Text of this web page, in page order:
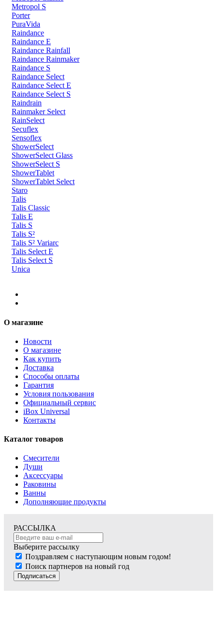
Metropol S
Porter
PuraVida
Raindance
Raindance E
Raindance Rainfall
Raindance Rainmaker
Raindance S
Raindance Select
Raindance Select E
Raindance Select S
Raindrain
Rainmaker Select
RainSelect
Secuflex
Sensoflex
ShowerSelect
ShowerSelect Glass
ShowerSelect S
ShowerTablet
ShowerTablet Select
Staro
Talis
Talis Classic
Talis E
Talis S
Talis S²
Talis S² Variarc
Talis Select E
Talis Select S
Unica
О магазине
Новости
О магазине
Как купить
Доставка
Способы оплаты
Гарантия
Условия пользования
Официальный сервис
iBox Universal
Контакты
Каталог товаров
Смесители
Души
Аксессуары
Раковины
Ванны
Дополняющие продукты
РАССЫЛКА
Выберите рассылку
Поздравляем с наступающим новым годом!
Поиск партнеров на новый год
Подписаться